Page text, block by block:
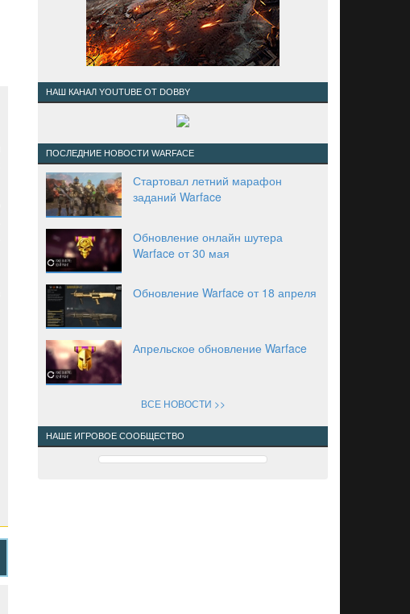
НАШ КАНАЛ YOUTUBE ОТ DOBBY
ПОСЛЕДНИЕ НОВОСТИ WARFACE
Стартовал летний марафон
заданий Warface
Обновление онлайн шутера
Warface от 30 мая
Обновление Warface от 18 апреля
Апрельское обновление Warface
ВСЕ НОВОСТИ >>
НАШЕ ИГРОВОЕ СООБЩЕСТВО